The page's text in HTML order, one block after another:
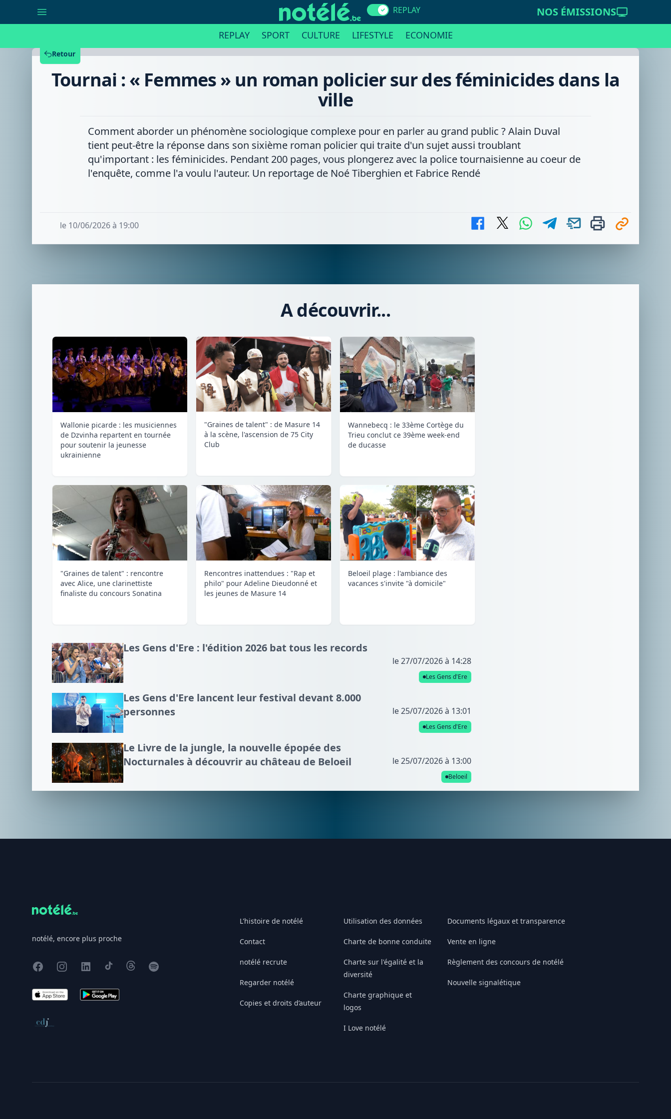
REPLAY NOS ÉMISSIONS
REPLAY SPORT CULTURE LIFESTYLE ECONOMIE
Retour
Tournai : « Femmes » un roman policier sur des féminicides dans la
ville
Comment aborder un phénomène sociologique complexe pour en parler au grand public ? Alain Duval
tient peut-être la réponse dans son sixième roman policier qui traite d'un sujet aussi troublant
qu'important : les féminicides. Pendant 200 pages, vous plongerez avec la police tournaisienne au coeur de
l'enquête, comme l'a voulu l'auteur. Un reportage de Noé Tiberghien et Fabrice Rendé
le 10/06/2026 à 19:00
A découvrir...
Wallonie picarde : les musiciennes
de Dzvinha repartent en tournée
pour soutenir la jeunesse
ukrainienne
"Graines de talent" : de Masure 14
à la scène, l'ascension de 75 City
Club
Wannebecq : le 33ème Cortège du
Trieu conclut ce 39ème week-end
de ducasse
"Graines de talent" : rencontre
avec Alice, une clarinettiste
finaliste du concours Sonatina
Rencontres inattendues : "Rap et
philo" pour Adeline Dieudonné et
les jeunes de Masure 14
Beloeil plage : l'ambiance des
vacances s'invite "à domicile"
Les Gens d'Ere : l'édition 2026 bat tous les records
le 27/07/2026 à 14:28
Les Gens d'Ere
Les Gens d'Ere lancent leur festival devant 8.000
personnes
le 25/07/2026 à 13:01
Les Gens d'Ere
Le Livre de la jungle, la nouvelle épopée des
Nocturnales à découvrir au château de Beloeil
le 25/07/2026 à 13:00
Beloeil
notélé, encore plus proche
FacebookInstagram
X TikTokThreadsSpotify
App Store Google Play
Conseil de déontologie journalistique
L'histoire de notélé
Contact
notélé recrute
Regarder notélé
Copies et droits d’auteur
Utilisation des données
Charte de bonne conduite
Charte sur l'égalité et la
diversité
Charte graphique et
logos
I Love notélé
Documents légaux et transparence
Vente en ligne
Règlement des concours de notélé
Nouvelle signalétique